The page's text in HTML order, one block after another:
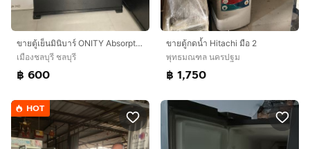
ขายตู้เย็นมินิบาร์ ONITY Absorption Mini Bar 40 ลิตร (รุ่น XC‑40)
เมืองชลบุรี ชลบุรี
฿ 600
ขายตู้กดน้ำ Hitachi มือ 2
พุทธมณฑล นครปฐม
฿ 1,750
HOT